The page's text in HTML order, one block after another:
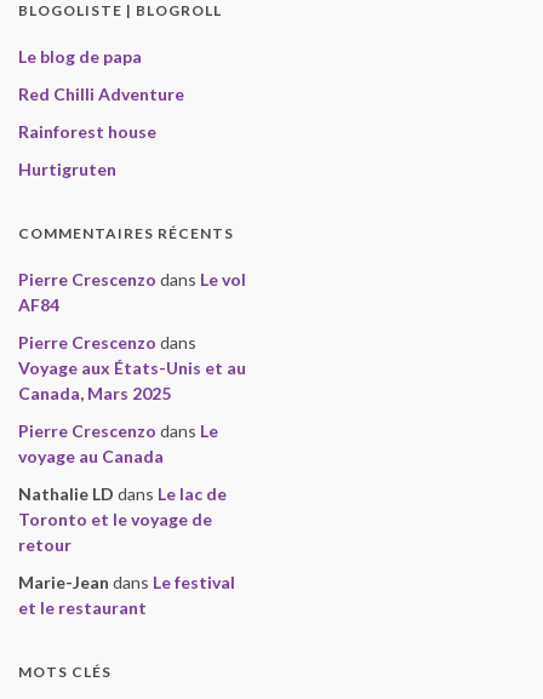
BLOGOLISTE | BLOGROLL
Le blog de papa
Red Chilli Adventure
Rainforest house
Hurtigruten
COMMENTAIRES RÉCENTS
Pierre Crescenzo dans Le vol
AF84
Pierre Crescenzo dans
Voyage aux États-Unis et au
Canada, Mars 2025
Pierre Crescenzo dans Le
voyage au Canada
Nathalie LD dans Le lac de
Toronto et le voyage de
retour
Marie-Jean dans Le festival
et le restaurant
MOTS CLÉS